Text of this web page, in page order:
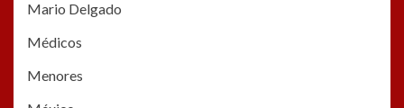
Mario Delgado
Médicos
Menores